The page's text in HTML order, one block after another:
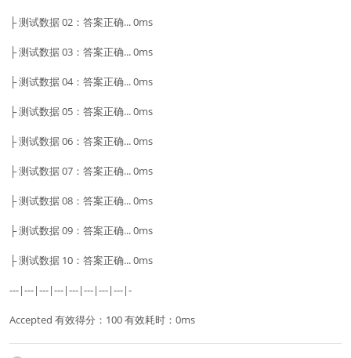
├ 测试数据 02：答案正确... 0ms
├ 测试数据 03：答案正确... 0ms
├ 测试数据 04：答案正确... 0ms
├ 测试数据 05：答案正确... 0ms
├ 测试数据 06：答案正确... 0ms
├ 测试数据 07：答案正确... 0ms
├ 测试数据 08：答案正确... 0ms
├ 测试数据 09：答案正确... 0ms
├ 测试数据 10：答案正确... 0ms
---|---|---|---|---|---|---|---|-
Accepted 有效得分：100 有效耗时：0ms